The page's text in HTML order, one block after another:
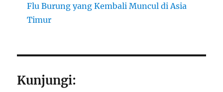
Flu Burung yang Kembali Muncul di Asia
Timur
Kunjungi: